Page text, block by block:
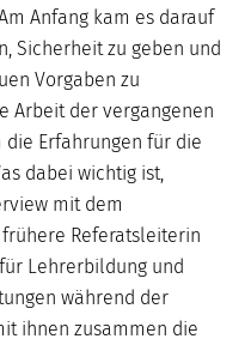
Anfang kam es darauf
Sicherheit zu geben und
Vorgaben zu
Arbeit der vergangenen
Erfahrungen für die
dabei wichtig ist,
mit dem
Referatsleiterin
Lehrerbildung und
während der
ihnen zusammen die